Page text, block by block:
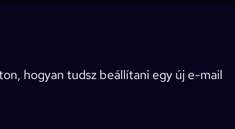
hogyan tudsz beállítani egy új e-mail